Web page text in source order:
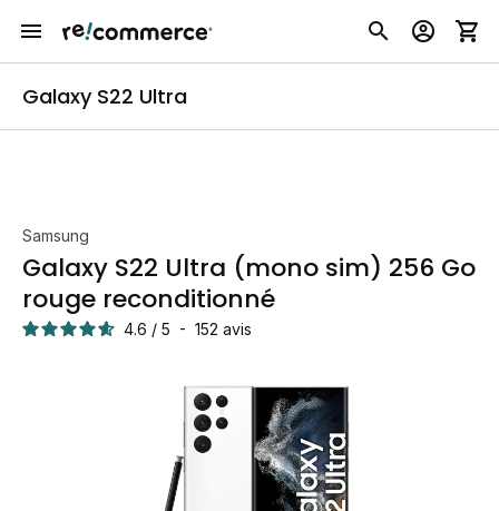
Galaxy S22 Ultra
Samsung
Galaxy S22 Ultra (mono sim) 256 Go
rouge reconditionné
4.6 / 5 - 152 avis